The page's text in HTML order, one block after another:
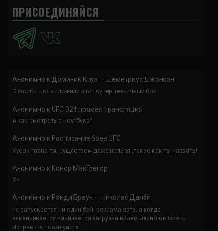
ПРИСОЕДИНЯЙСЯ
Анонимно к Доминик Круз — Деметриус Джонсон
Спасибо что выложили этот супер техничный бой
Анонимно к UFC 324 прямая трансляция
А как смотреть с ноутбука?
Анонимно к Расписание боев UFC
Кусок говна ты, существом даже нельзя ,такое как ты назвать!
Анонимно к Конор МакГрегор
УЧ
Анонимно к Рэнди Браун — Николас Далби
не запускается ни один бой, реклама есть, а когда
заканчивается начинается загрузка видео длиною в жизнь.
Исправьте пожалуйста